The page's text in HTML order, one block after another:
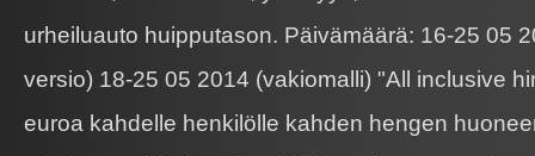
urheiluauto huipputason. Päivämäärä: 16-25 05
versio) 18-25 05 2014 (vakiomalli) "All inclusive
euroa kahdelle henkilölle kahden hengen